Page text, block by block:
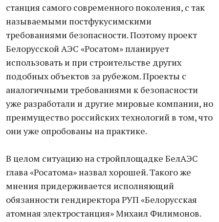
станция самого современного поколения, с так
называемыми постфукусимскими
требованиями безопасности. Поэтому проект
Белорусской АЭС «Росатом» планирует
использовать и при строительстве других
подобных объектов за рубежом. Проекты с
аналогичными требованиями к безопасности
уже разработали и другие мировые компании, но
преимущество российских технологий в том, что
они уже опробованы на практике.
В целом ситуацию на стройплощадке БелАЭС
глава «Росатома» назвал хорошей. Такого же
мнения придерживается исполняющий
обязанности гендиректора РУП «Белорусская
атомная электростанция» Михаил Филимонов.